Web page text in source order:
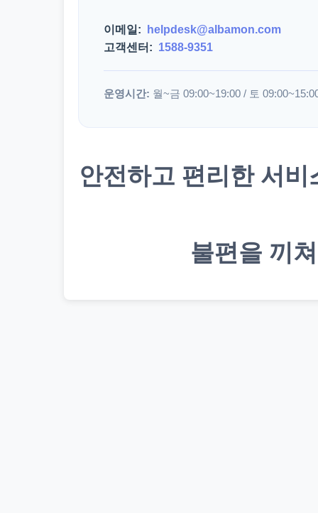
이메일:
helpdesk@albamon.com
고객센터: 1588-9351
운영시간: 월~금 09:00~19:00 / 토
안전하고 편리한 서
불편을 끼